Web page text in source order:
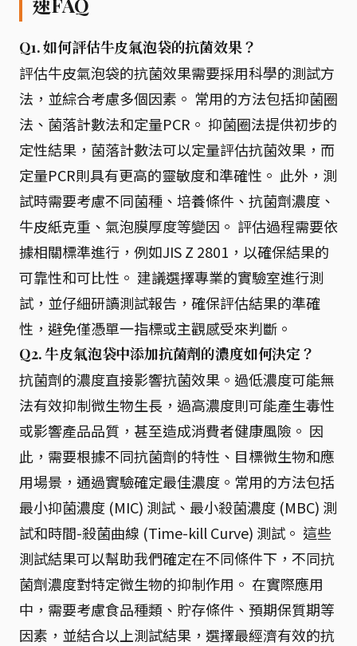
Q1. 如何評估牛皮氣泡袋的抗菌效果？
評估牛皮氣泡袋的抗菌效果需要採用科學的測試方
法，並綜合考慮多個因素。 常用的方法包括抑菌圈
法、菌落計數法和定量PCR。 抑菌圈法提供初步的
定性結果，菌落計數法可以定量評估抗菌效果，而
定量PCR則具有更高的靈敏度和準確性。 此外，測
試時需要考慮不同菌種、培養條件、抗菌劑濃度、
牛皮紙克重、氣泡膜厚度等變因。 評估過程需要依
據相關標準進行，例如JIS Z 2801，以確保結果的
可靠性和可比性。 建議選擇專業的實驗室進行測
試，並仔細研讀測試報告，確保評估結果的準確
性，避免僅憑單一指標或主觀感受來判斷。
Q2. 牛皮氣泡袋中添加抗菌劑的濃度如何決定？
抗菌劑的濃度直接影響抗菌效果。過低濃度可能無
法有效抑制微生物生長，過高濃度則可能產生毒性
或影響產品品質，甚至造成消費者健康風險。 因
此，需要根據不同抗菌劑的特性、目標微生物和應
用場景，通過實驗確定最佳濃度。常用的方法包括
最小抑菌濃度 (MIC) 測試、最小殺菌濃度 (MBC) 測
試和時間-殺菌曲線 (Time-kill Curve) 測試。 這些
測試結果可以幫助我們確定在不同條件下，不同抗
菌劑濃度對特定微生物的抑制作用。 在實際應用
中，需要考慮食品種類、貯存條件、預期保質期等
因素，並結合以上測試結果，選擇最經濟有效的抗